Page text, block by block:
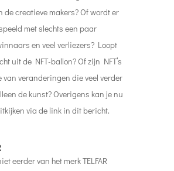
de creatieve makers? Of wordt er
met slechts een paar
en veel verliezers? Loopt
uit de NFT-ballon? Of zijn NFT’s
van veranderingen die veel verder
de kunst? Overigens kan je nu
via de link in dit bericht.
eerder van het merk TELFAR